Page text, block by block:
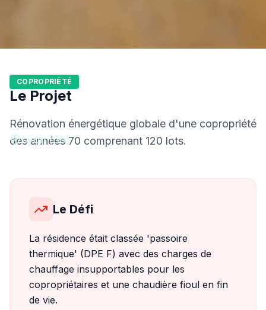
COPROPRIÉTÉ
Résidence Les Érables
Lyon (69)
Le Projet
Rénovation énergétique globale d'une copropriété
des années 70 comprenant 120 lots.
Le Défi
La résidence était classée 'passoire
thermique' (DPE F) avec des charges de
chauffage insupportables pour les
copropriétaires et une chaudière fioul en fin
de vie.